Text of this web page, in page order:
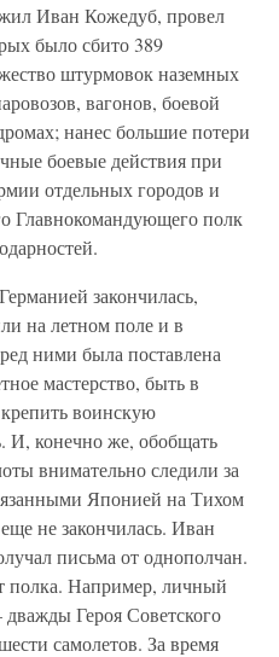
Иван Кожедуб, провел
было сбито 389
штурмовок наземных
вагонов, боевой
нанес большие потери
боевые действия при
отдельных городов и
Главнокомандующего полк
закончилась,
на летном поле и в
ними была поставлена
мастерство, быть в
воинскую
И, конечно же, обобщать
внимательно следили за
Японией на Тихом
не закончилась. Иван
письма от однополчан.
полка. Например, личный
Героя Советского
самолетов. За время